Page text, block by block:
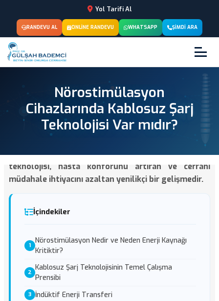
Yol Tarifi Al
RANDEVU AL ONLINE RANDEVU WHATSAPP ŞIMDI ARA
Nörostimülasyon
Cihazlarında Kablosuz Şarj
Teknolojisi Var mıdır?
Nörostimülasyon cihazlarında kablosuz şarj
teknolojisi, hasta konforunu artıran ve cerrahi
müdahale ihtiyacını azaltan yenilikçi bir gelişmedir.
İçindekiler
Nörostimülasyon Nedir ve Neden Enerji Kaynağı
Kritiktir?
Kablosuz Şarj Teknolojisinin Temel Çalışma
Prensibi
İndüktif Enerji Transferi